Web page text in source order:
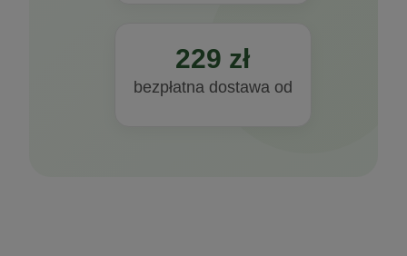
229 zł
bezpłatna dostawa od